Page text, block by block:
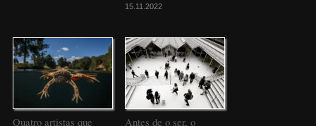
15.11.2022
Quatro artistas que
Antes de o ser, o